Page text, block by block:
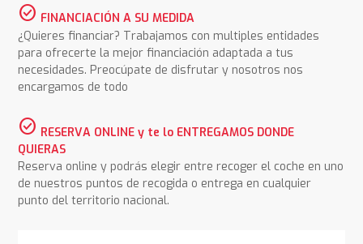
check_circle FINANCIACIÓN A SU MEDIDA
¿Quieres financiar? Trabajamos con multiples entidades
para ofrecerte la mejor financiación adaptada a tus
necesidades. Preocúpate de disfrutar y nosotros nos
encargamos de todo
check_circle RESERVA ONLINE y te lo ENTREGAMOS DONDE
QUIERAS
Reserva online y podrás elegir entre recoger el coche en uno
de nuestros puntos de recogida o entrega en cualquier
punto del territorio nacional.